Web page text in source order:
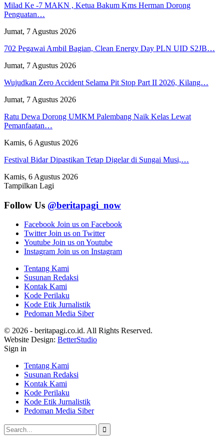
Milad Ke -7 MAKN , Ketua Bakum Kms Herman Dorong
Penguatan…
Jumat, 7 Agustus 2026
702 Pegawai Ambil Bagian, Clean Energy Day PLN UID S2JB…
Jumat, 7 Agustus 2026
Wujudkan Zero Accident Selama Pit Stop Part II 2026, Kilang…
Jumat, 7 Agustus 2026
Ratu Dewa Dorong UMKM Palembang Naik Kelas Lewat
Pemanfaatan…
Kamis, 6 Agustus 2026
Festival Bidar Dipastikan Tetap Digelar di Sungai Musi,…
Kamis, 6 Agustus 2026
Tampilkan Lagi
Follow Us @beritapagi_now
Facebook Join us on Facebook
Twitter Join us on Twitter
Youtube Join us on Youtube
Instagram Join us on Instagram
Tentang Kami
Susunan Redaksi
Kontak Kami
Kode Perilaku
Kode Etik Jurnalistik
Pedoman Media Siber
© 2026 - beritapagi.co.id. All Rights Reserved.
Website Design: BetterStudio
Sign in
Tentang Kami
Susunan Redaksi
Kontak Kami
Kode Perilaku
Kode Etik Jurnalistik
Pedoman Media Siber